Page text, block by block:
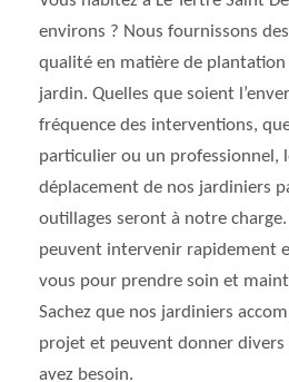
environs ? Nous fournissons
qualité en matière de plantation
jardin. Quelles que soient
fréquence des interventions,
particulier ou un professionnel,
déplacement de nos jardiniers
outillages seront à notre
peuvent intervenir rapidement
vous pour prendre soin et
Sachez que nos jardiniers
projet et peuvent donner divers
avez besoin.